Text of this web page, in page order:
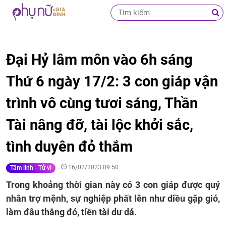
Đại Hỷ lâm môn vào 6h sáng
Thứ 6 ngày 17/2: 3 con giáp vận
trình vô cùng tươi sáng, Thần
Tài nâng đỡ, tài lộc khởi sắc,
tình duyên đỏ thắm
Tâm linh - Tử vi 16/02/2023 09:50
Trong khoảng thời gian này có 3 con giáp được quý
nhân trợ mệnh, sự nghiệp phất lên như diều gặp gió,
làm đâu thắng đó, tiền tài dư dả.